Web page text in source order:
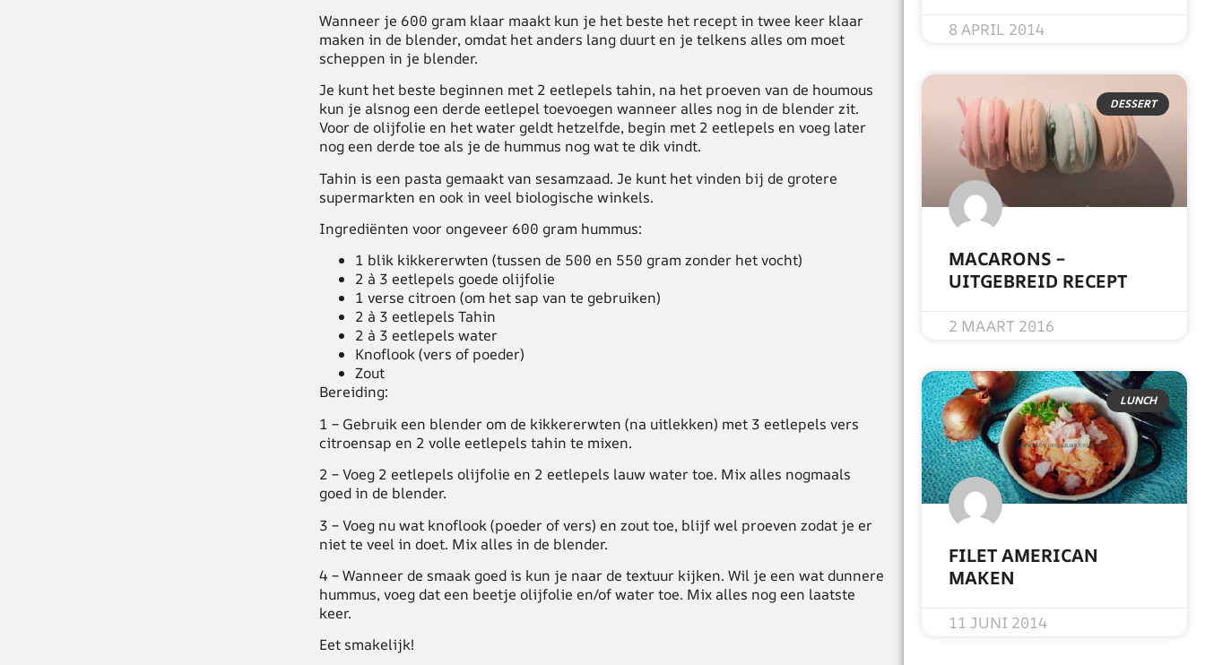
Wanneer je 600 gram klaar maakt kun je het beste het recept in twee keer klaar
maken in de blender, omdat het anders lang duurt en je telkens alles om moet
scheppen in je blender.
Je kunt het beste beginnen met 2 eetlepels tahin, na het proeven van de houmous
kun je alsnog een derde eetlepel toevoegen wanneer alles nog in de blender zit.
Voor de olijfolie en het water geldt hetzelfde, begin met 2 eetlepels en voeg later
nog een derde toe als je de hummus nog wat te dik vindt.
Tahin is een pasta gemaakt van sesamzaad. Je kunt het vinden bij de grotere
supermarkten en ook in veel biologische winkels.
Ingrediënten voor ongeveer 600 gram hummus:
1 blik kikkererwten (tussen de 500 en 550 gram zonder het vocht)
2 à 3 eetlepels goede olijfolie
1 verse citroen (om het sap van te gebruiken)
2 à 3 eetlepels Tahin
2 à 3 eetlepels water
Knoflook (vers of poeder)
Zout
Bereiding:
1 – Gebruik een blender om de kikkererwten (na uitlekken) met 3 eetlepels vers
citroensap en 2 volle eetlepels tahin te mixen.
2 –Voeg 2 eetlepels olijfolie en 2 eetlepels lauw water toe. Mix alles nogmaals
goed in de blender.
3 –Voeg nu wat knoflook (poeder of vers) en zout toe, blijf wel proeven zodat je er
niet te veel in doet. Mix alles in de blender.
4 –Wanneer de smaak goed is kun je naar de textuur kijken. Wil je een wat dunnere
hummus, voeg dat een beetje olijfolie en/of water toe. Mix alles nog een laatste
keer.
Eet smakelijk!
8 APRIL 2014
DESSERT
MACARONS –
UITGEBREID RECEPT
2 MAART 2016
LUNCH
FILET AMERICAN
MAKEN
11 JUNI 2014